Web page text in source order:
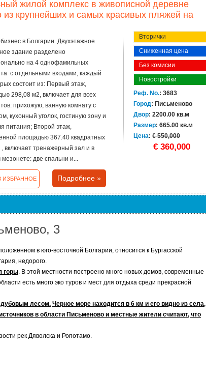
жилой комплекс в живописной деревне
из крупнейших и самых красивых пляжей на
бизнес в Болгарии .Двухэтажное
здание разделено
на 4 однофамильных
с отдельными входами, каждый
состоит из: Первый этаж,
298,08 м2, включает для всех
прихожую, ванную комнату с
кухонный уголок, гостиную зону и
питания; Второй этаж,
площадью 367.40 квадратных
, включает тренажерный зал и в
две спальни и...
ИЗБРАННОЕ Подробнее »
Вторички
Сниженная цена
Без комисии
Новостройки
Реф. No.: 3683
Город: Письменово
Двор: 2200.00 кв.м
Размер: 665.00 кв.м
Цена: € 550,000
€ 360,000
3
в юго-восточной Болгарии, относится к Бургасской
недорого.
горы. В этой местности построено много новых домов, современные
есть много эко туров и мест для отдыха среди прекрасной
дубовым лесом. Черное море находится в 6 км и его видно из села,
в области Письменово и местные жители считают, что
рек Дяволска и Ропотамо.